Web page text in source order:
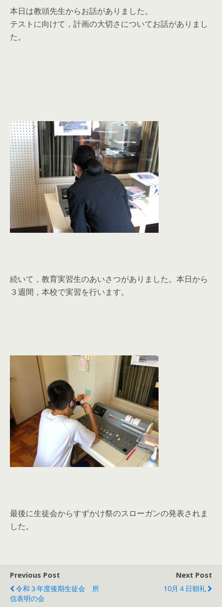
本日は教頭先生からお話がありました。
テストに向けて，計画の大切さについてお話がありまし
た。
続いて，教育実習生のあいさつがありました。本日から
３週間，本校で実習を行います。
最後に生徒会からすずかけ祭のスローガンの発表されま
した。
Previous Post
令和３年度後期生徒会 所
信表明の会
Next Post
10月４日朝礼